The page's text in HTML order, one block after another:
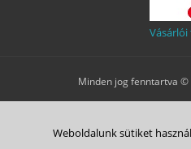
Minden jog fenntartva ©
ÁSZF Adatkezelési tájékoztató
Weboldalunk sütiket